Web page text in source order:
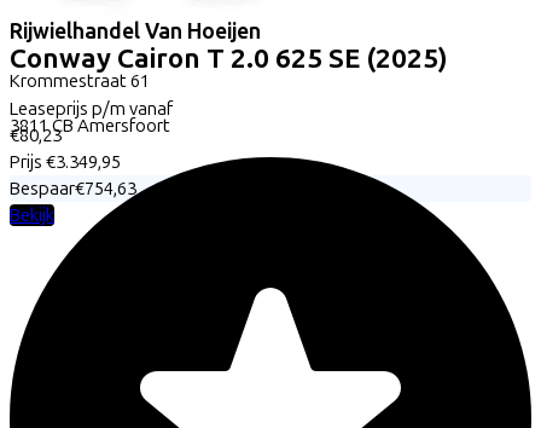
Rijwielhandel Van Hoeijen
Krommestraat61
3811 CB Amersfoort
Conway Cairon T 2.0 625 SE (2025)
Leaseprijs p/m vanaf
€80,23
Prijs €3.349,95
Bespaar€754,63
Bekijk